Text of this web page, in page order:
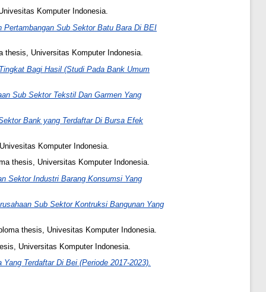
Komputer Indonesia.
Sub Sektor Batu Bara Di BEI
thesis, Universitas Komputer Indonesia.
Bagi Hasil (Studi Pada Bank Umum
Sub Sektor Tekstil Dan Garmen Yang
Bank yang Terdaftar Di Bursa Efek
Komputer Indonesia.
thesis, Universitas Komputer Indonesia.
Sektor Industri Barang Konsumsi Yang
Sub Sektor Kontruksi Bangunan Yang
thesis, Univesitas Komputer Indonesia.
Universitas Komputer Indonesia.
Terdaftar Di Bei (Periode 2017-2023).